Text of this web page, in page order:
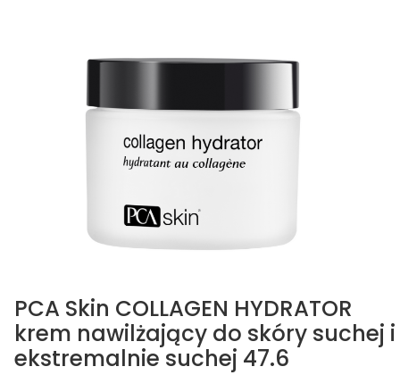
PCA Skin COLLAGEN HYDRATOR
krem nawilżający do skóry suchej i
ekstremalnie suchej 47.6